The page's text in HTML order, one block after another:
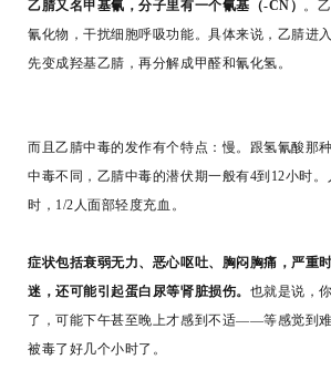
乙腈又名甲基氰，分子里有一个氰基（-CN） 。
氰化物，干扰细胞呼吸功能。具体来说，乙腈进
先变成羟基乙腈，再分解成甲醛和氰化氢。
而且乙腈中毒的发作有个特点：慢。跟氢氰酸那
中毒不同，乙腈中毒的潜伏期一般有4到12小时。
时，1/2人面部轻度充血。
症状包括衰弱无力、恶心呕吐、胸闷胸痛，严重
迷，还可能引起蛋白尿等肾脏损伤。 也就是说，
了，可能下午甚至晚上才感到不适——等感觉到
被毒了好几个小时了。